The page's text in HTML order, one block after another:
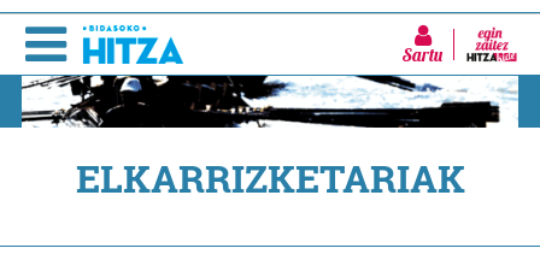
Sartu
ELKARRIZKETARIAK